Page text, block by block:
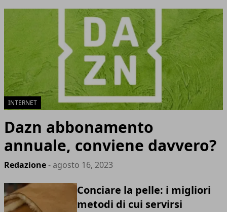
INTERNET
Dazn abbonamento
annuale, conviene davvero?
Redazione- agosto 16, 2023
Conciare la pelle: i migliori
metodi di cui servirsi